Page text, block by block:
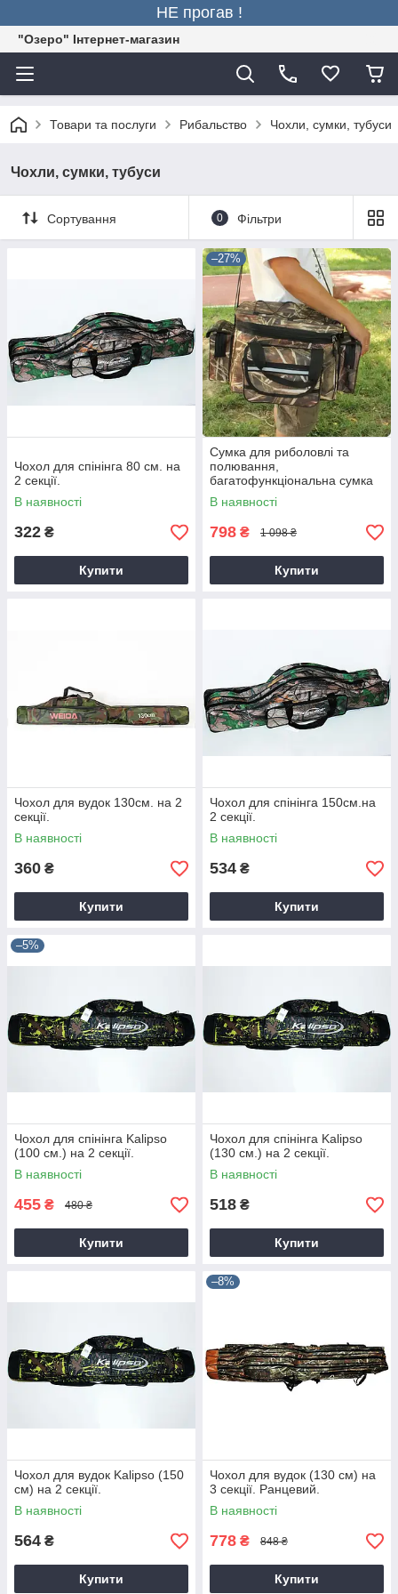
НЕ прогав !
"Озеро" Інтернет-магазин
Товари та послуги Рибальство Чохли, сумки, тубуси
Чохли, сумки, тубуси
Сортування 0 Фільтри
Чохол для спінінга 80 см. на
2 секції.
В наявності
322 ₴
Купити
–27%
Сумка для риболовлі та
полювання,
багатофункціональна сумка
органайзер
В наявності
798 ₴ 1 098 ₴
Купити
Чохол для вудок 130см. на 2
секції.
В наявності
360 ₴
Купити
Чохол для спінінга 150см.на
2 секції.
В наявності
534 ₴
Купити
–5%
Чохол для спінінга Kalipso
(100 см.) на 2 секції.
В наявності
455 ₴ 480 ₴
Купити
Чохол для спінінга Kalipso
(130 см.) на 2 секції.
В наявності
518 ₴
Купити
Чохол для вудок Kalipso (150
см) на 2 секції.
В наявності
564 ₴
Купити
–8%
Чохол для вудок (130 см) на
3 секції. Ранцевий.
В наявності
778 ₴ 848 ₴
Купити